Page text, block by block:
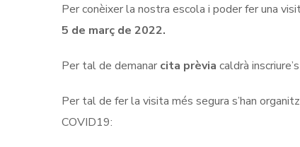
Per conèixer la nostra escola i poder fer una
5 de març de 2022.
Per tal de demanar cita prèvia caldrà
Per tal de fer la visita més segura s’han
COVID19: